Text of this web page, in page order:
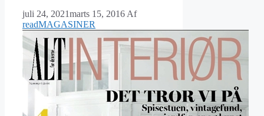
juli 24, 2021marts 15, 2016 Af
readMAGASINER